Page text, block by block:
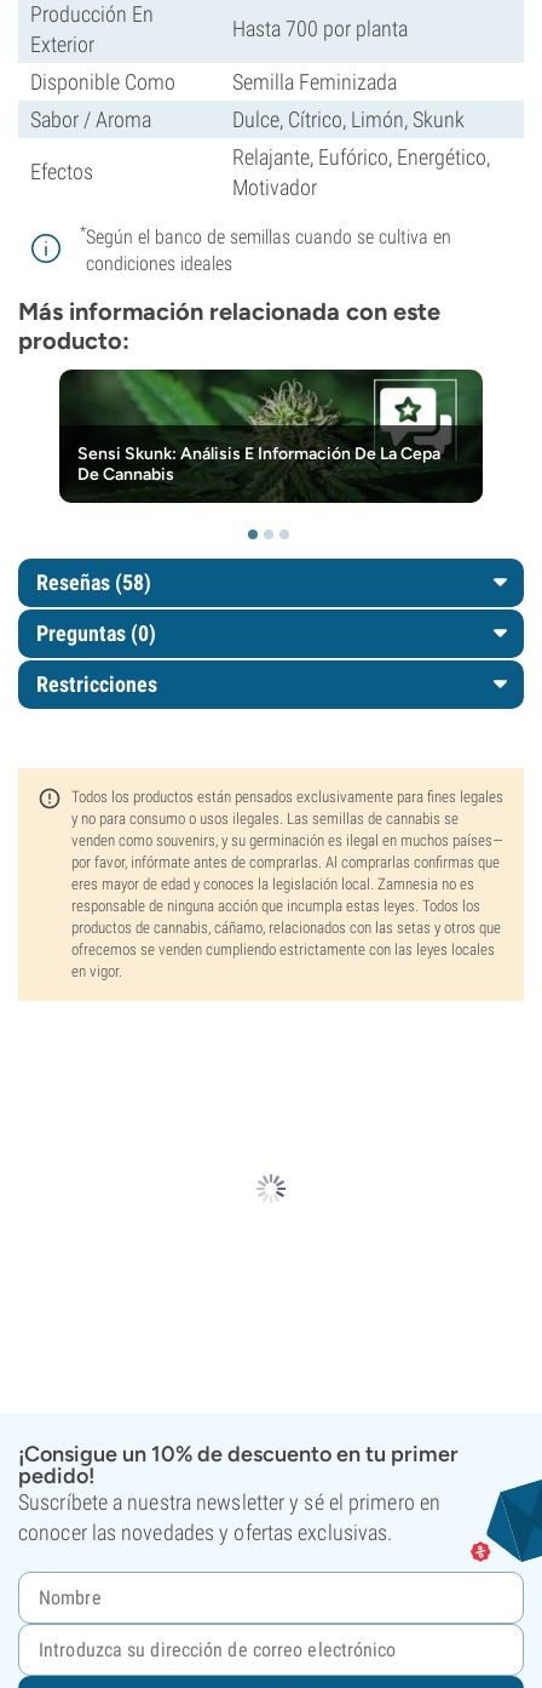
Producción En
Exterior
Hasta 700 por planta
Disponible Como
Semilla Feminizada
Sabor / Aroma
Dulce, Cítrico, Limón, Skunk
Efectos
Relajante, Eufórico, Energético,
Motivador
*Según el banco de semillas cuando se cultiva en
condiciones ideales
Más información relacionada con este
producto:
Sensi Skunk: Análisis E Información De La Cepa
De Cannabis
Reseñas (58)
Preguntas (0)
Restricciones
Todos los productos están pensados exclusivamente para fines legales
y no para consumo o usos ilegales. Las semillas de cannabis se
venden como souvenirs, y su germinación es ilegal en muchos países—
por favor, infórmate antes de comprarlas. Al comprarlas confirmas que
eres mayor de edad y conoces la legislación local. Zamnesia no es
responsable de ninguna acción que incumpla estas leyes. Todos los
productos de cannabis, cáñamo, relacionados con las setas y otros que
ofrecemos se venden cumpliendo estrictamente con las leyes locales
en vigor.
¡Consigue un 10% de descuento en tu primer
pedido!
Suscríbete a nuestra newsletter y sé el primero en
conocer las novedades y ofertas exclusivas.